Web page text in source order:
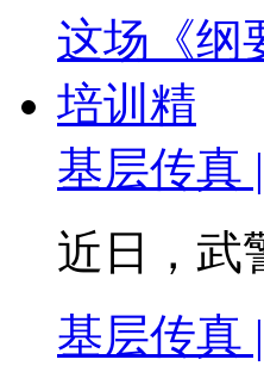
基层传真
近日，武
基层传真